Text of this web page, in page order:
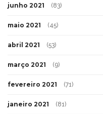
junho 2021 (83)
maio 2021 (45)
abril 2021 (53)
março 2021 (9)
fevereiro 2021 (71)
janeiro 2021 (81)